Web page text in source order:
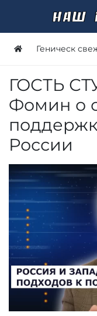
Геническ
ГОСТЬ
Фомин о
России